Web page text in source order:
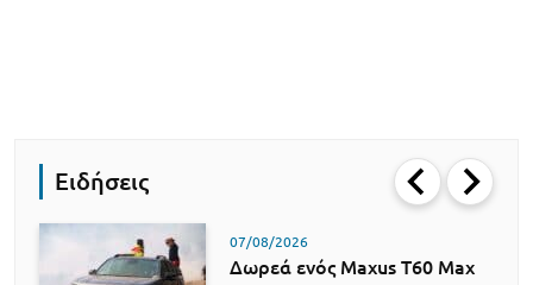
Ειδήσεις
07/08/2026
Δωρεά ενός Maxus T60 Max